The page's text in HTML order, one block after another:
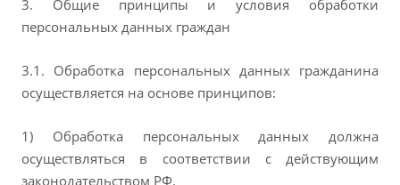
3. Общие принципы и условия обработки
персональных данных граждан
3.1. Обработка персональных данных гражданина
осуществляется на основе принципов:
1) Обработка персональных данных должна
осуществляться в соответствии с действующим
законодательством РФ.